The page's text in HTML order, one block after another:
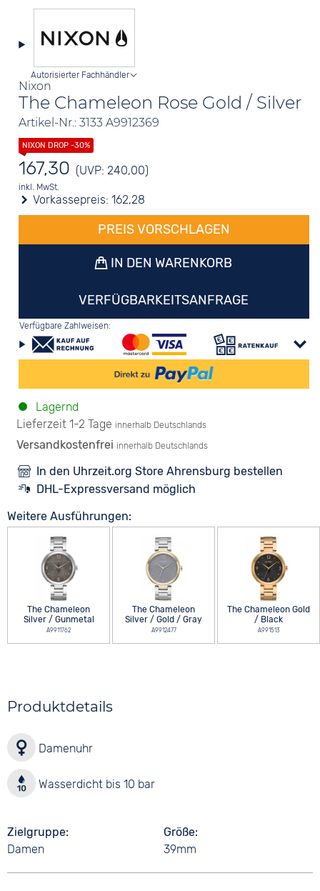
Nixon
The Chameleon Rose Gold / Silver
Artikel-Nr.: 3133 A9912369
Autorisierter Fachhändler
167,30 (UVP: 240,00)
inkl. MwSt.
Vorkassepreis:162,28
PREIS VORSCHLAGEN
IN DEN WARENKORB
VERFÜGBARKEITSANFRAGE
Verfügbare Zahlweisen:
Lagernd
Lieferzeit 1-2 Tage innerhalb Deutschlands
Versandkostenfrei innerhalb Deutschlands
In den Uhrzeit.org Store Ahrensburg bestellen
DHL-Expressversand möglich
Weitere Ausführungen:
The Chameleon
Silver / Gunmetal
A9911762
The Chameleon
Silver / Gold / Gray
A9912477
The Chameleon Gold
/ Black
A991513
Produktdetails
Damenuhr
Wasserdicht bis 10 bar
Zielgruppe
Damen
Größe
39mm